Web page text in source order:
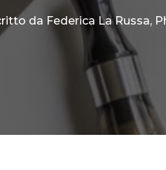
da Federica La Russa,